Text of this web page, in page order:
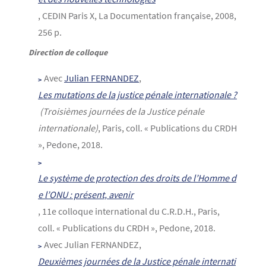
, CEDIN Paris X, La Documentation française, 2008,
256 p.
Direction de colloque
AvecJulian FERNANDEZ,
Les mutations de la justice pénale internationale ?
(Troisièmes journées de la Justice pénale
internationale), Paris, coll. « Publications du CRDH
», Pedone, 2018.
Le système de protection des droits de l’Homme d
e l’ONU : présent, avenir
, 11e colloque international du C.R.D.H., Paris,
coll. « Publications du CRDH », Pedone, 2018.
Avec Julian FERNANDEZ,
Deuxièmes journées de la Justice pénale internati